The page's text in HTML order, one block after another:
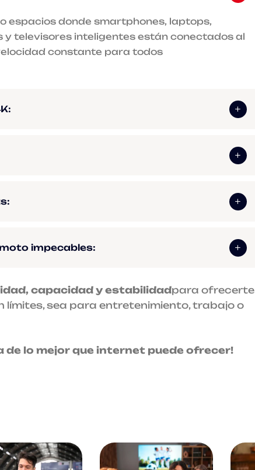
espacios donde smartphones, laptops,
y televisores inteligentes están conectados al
constante para todos
impecables:
capacidad y estabilidadpara ofrecerte
límites, sea para entretenimiento, trabajo o
de lo mejor que internet puede ofrecer!